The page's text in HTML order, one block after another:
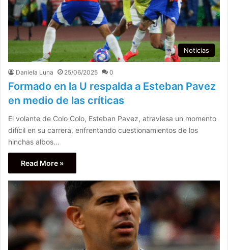
Noticias
Daniela Luna 25/06/2025 0
Formado en la U respalda a Esteban Pavez
en medio de las críticas
El volante de Colo Colo, Esteban Pavez, atraviesa un momento
difícil en su carrera, enfrentando cuestionamientos de los
hinchas albos…
Read More »